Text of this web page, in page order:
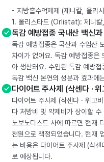
- 지방흡수억제제 (제니칼, 올리
1. 올리스타트 (Orlistat): 제니칼
독감 예방접종 국내산 백신
독감 예방접종은 국산과 수입산
차이가 없어요. 독감 예방접종은
아 생산돼요. 수입된 독감 예방
독감 백신 본연의 성분과 효과에
다이어트 주사제 (삭센다 ·
다이어트 주사제 (삭센다 · 위고
다 처방비 및 약제비가 상이할
노보노디스트 사에 따르면 현재
천원으로 책정되었습니다. 현재
는 비용은 다이어트 주사제 (삭
로 예상됩니다.